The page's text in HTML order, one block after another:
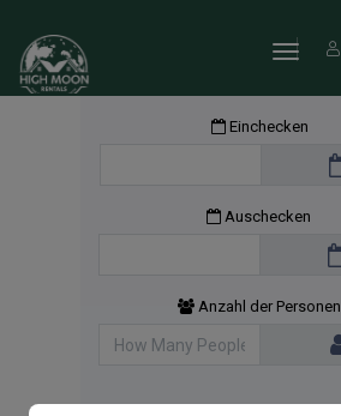
Einchecken
Auschecken
Anzahl der Personen